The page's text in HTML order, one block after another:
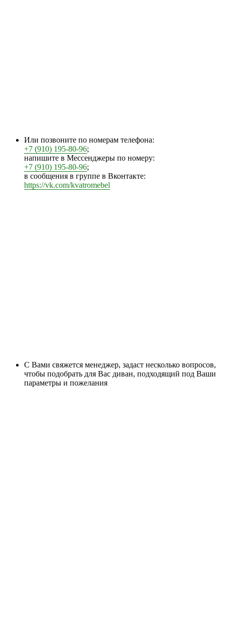
Или позвоните по номерам телефона:
+7 (910) 195-80-96;
напишите в Мессенджеры по номеру:
+7 (910) 195-80-96;
в сообщения в группе в Вконтакте:
https://vk.com/kvatromebel
С Вами свяжется менеджер, задаст несколько вопросов,
чтобы подобрать для Вас диван, подходящий под Ваши
параметры и пожелания